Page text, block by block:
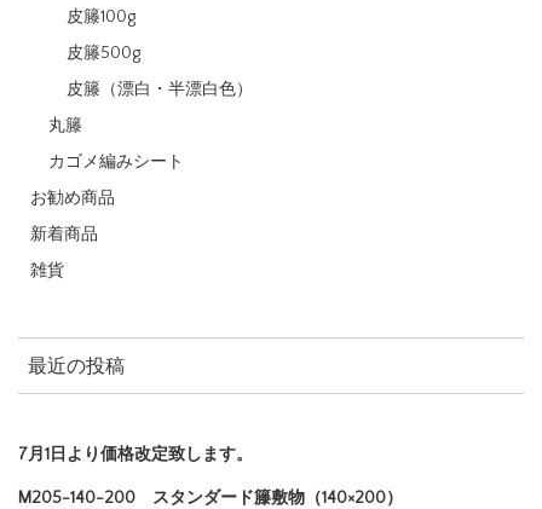
皮籐100g
皮籐500g
皮籐（漂白・半漂白色）
丸籐
カゴメ編みシート
お勧め商品
新着商品
雑貨
最近の投稿
7月1日より価格改定致します。
M205-140-200 スタンダード籐敷物（140×200）